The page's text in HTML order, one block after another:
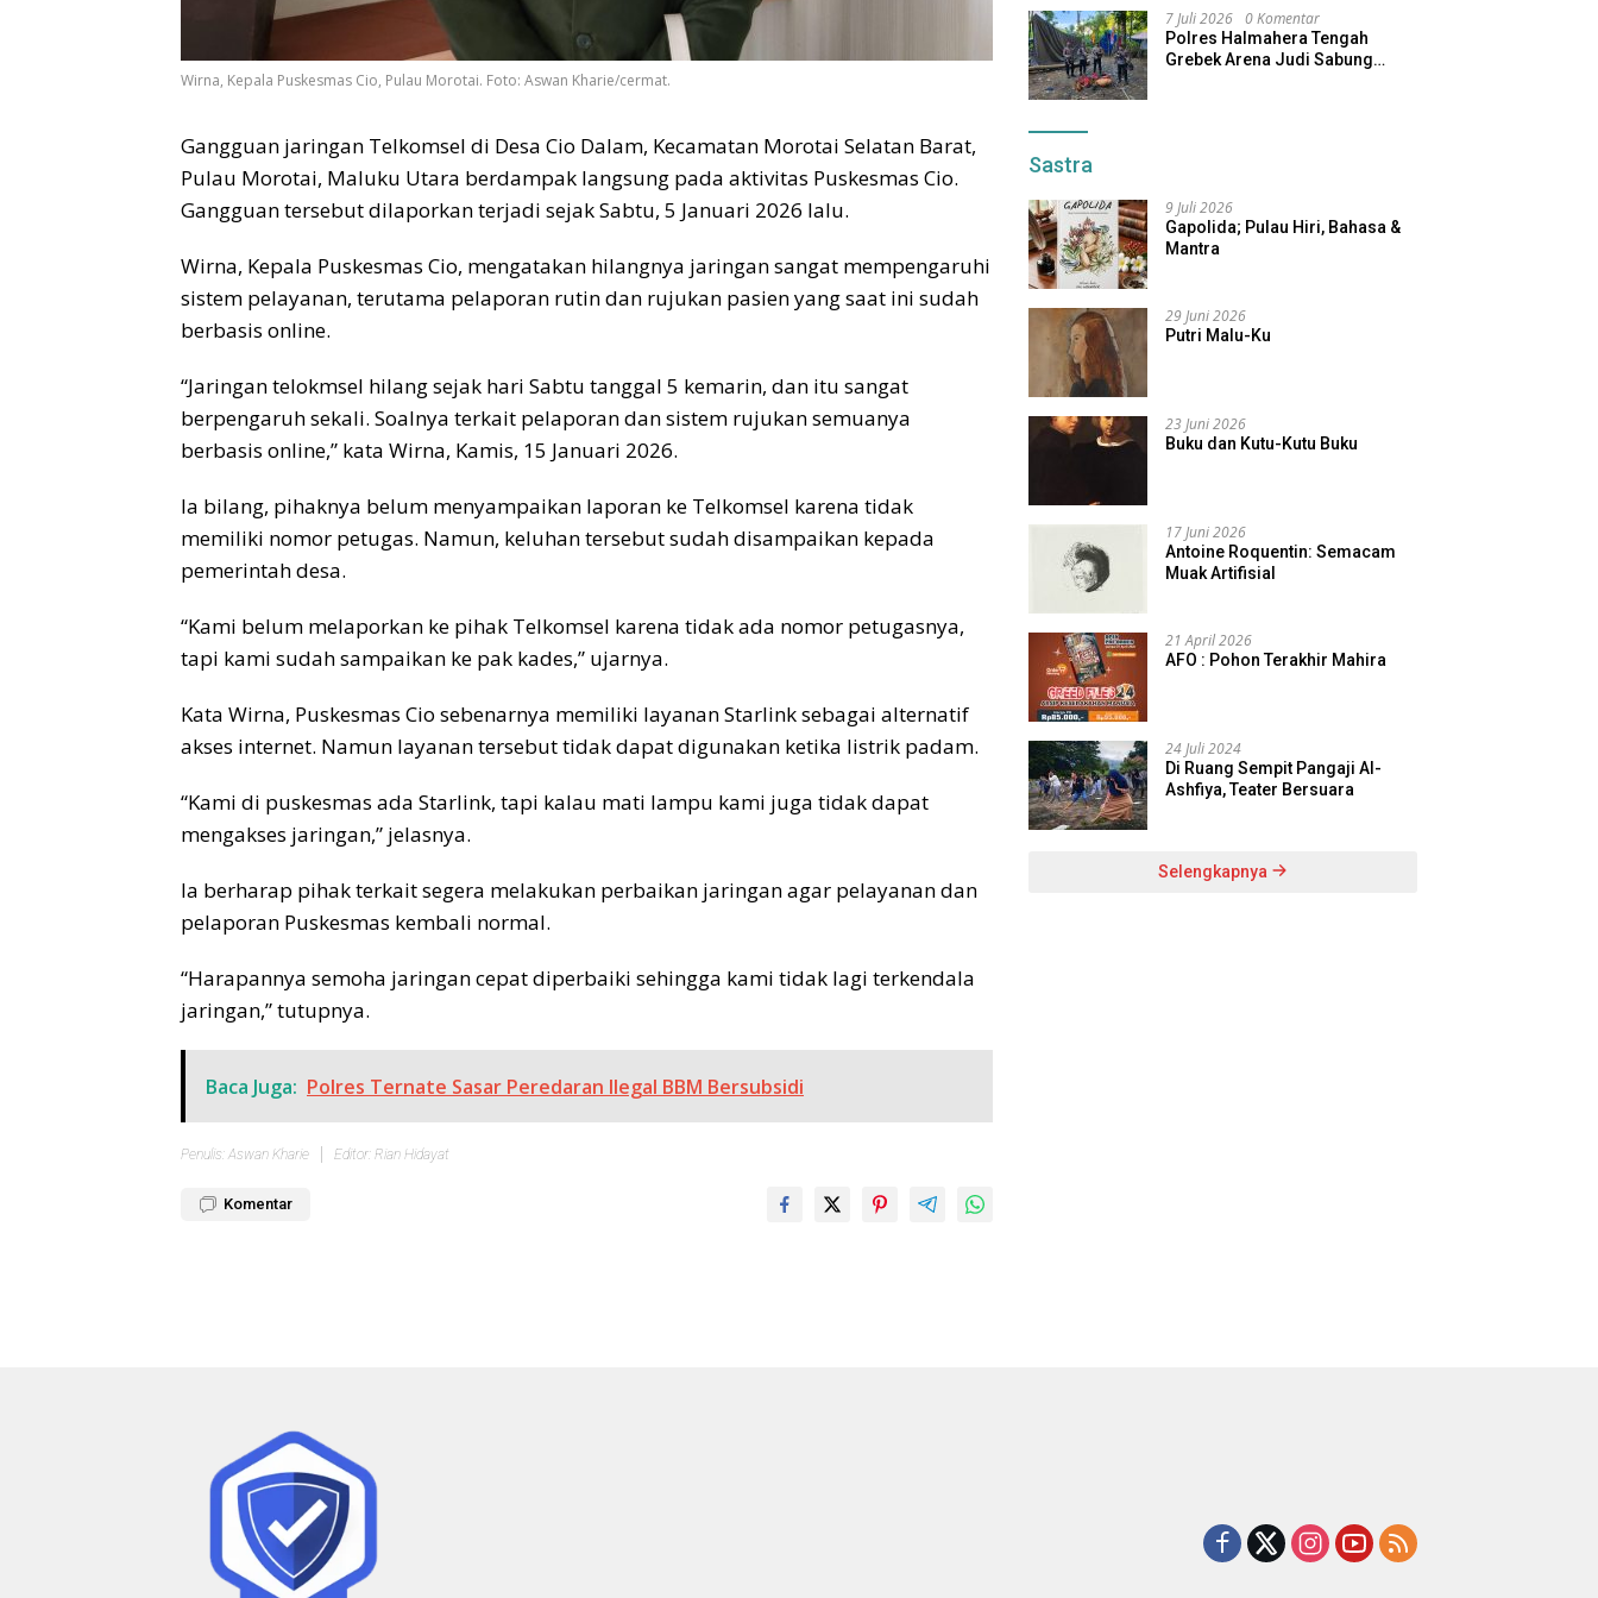
Wirna, Kepala Puskesmas Cio, Pulau Morotai. Foto: Aswan Kharie/cermat.
Gangguan jaringan Telkomsel di Desa Cio Dalam, Kecamatan Morotai Selatan Barat,
Pulau Morotai, Maluku Utara berdampak langsung pada aktivitas Puskesmas Cio.
Gangguan tersebut dilaporkan terjadi sejak Sabtu, 5 Januari 2026 lalu.
Wirna, Kepala Puskesmas Cio, mengatakan hilangnya jaringan sangat mempengaruhi
sistem pelayanan, terutama pelaporan rutin dan rujukan pasien yang saat ini sudah
berbasis online.
“Jaringan telokmsel hilang sejak hari Sabtu tanggal 5 kemarin, dan itu sangat
berpengaruh sekali. Soalnya terkait pelaporan dan sistem rujukan semuanya
berbasis online,” kata Wirna, Kamis, 15 Januari 2026.
Ia bilang, pihaknya belum menyampaikan laporan ke Telkomsel karena tidak
memiliki nomor petugas. Namun, keluhan tersebut sudah disampaikan kepada
pemerintah desa.
“Kami belum melaporkan ke pihak Telkomsel karena tidak ada nomor petugasnya,
tapi kami sudah sampaikan ke pak kades,” ujarnya.
Kata Wirna, Puskesmas Cio sebenarnya memiliki layanan Starlink sebagai alternatif
akses internet. Namun layanan tersebut tidak dapat digunakan ketika listrik padam.
“Kami di puskesmas ada Starlink, tapi kalau mati lampu kami juga tidak dapat
mengakses jaringan,” jelasnya.
Ia berharap pihak terkait segera melakukan perbaikan jaringan agar pelayanan dan
pelaporan Puskesmas kembali normal.
“Harapannya semoha jaringan cepat diperbaiki sehingga kami tidak lagi terkendala
jaringan,” tutupnya.
Baca Juga: Polres Ternate Sasar Peredaran Ilegal BBM Bersubsidi
Penulis: Aswan Kharie Editor: Rian Hidayat
Komentar
7 Juli 2026 0 Komentar
Polres Halmahera Tengah
Grebek Arena Judi Sabung
Sastra
9 Juli 2026
Gapolida; Pulau Hiri, Bahasa &
Mantra
29 Juni 2026
Putri Malu-Ku
23 Juni 2026
Buku dan Kutu-Kutu Buku
17 Juni 2026
Antoine Roquentin: Semacam
Muak Artifisial
21 April 2026
AFO : Pohon Terakhir Mahira
24 Juli 2024
Di Ruang Sempit Pangaji Al-
Ashfiya, Teater Bersuara
Selengkapnya